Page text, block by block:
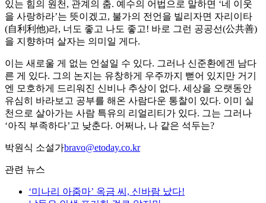
있는 힘의 원천, 관계의 춤. 예수의 어법으로 말하면 ‘네 이웃
을 사랑하라’는 뜻이겠고, 불가의 전언을 빌리자면 자리이타
(自利利他)라, 너도 좋고 나도 좋고! 바로 그런 공공선(公共善)
을 지향하며 살자는 의미일 게다.
이는 새로울 게 없는 언설일 수 있다. 그러나 신준환에겐 남다
른 게 있다. 그의 논지는 유창하게 우주까지 뻗어 있지만 거기
엔 모호하게 드리워진 신비나 추상이 없다. 세상을 오랫동안
유심히 바라보고 공부를 해온 사람다운 통찰이 있다. 이미 실
천으로 살아가는 사람 특유의 리얼리티가 있다. 그는 그러나
‘아직 부족하다’고 낮춘다. 어쩌나, 나 같은 석두는?
박원식 소설가bravo@etoday.co.kr
관련 뉴스
‘미나리 아줌마’ 옥금 씨, 신바람 났다!